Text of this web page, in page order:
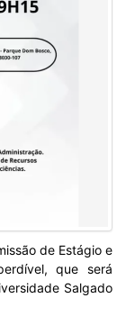
de Estágio e
que será
Salgado